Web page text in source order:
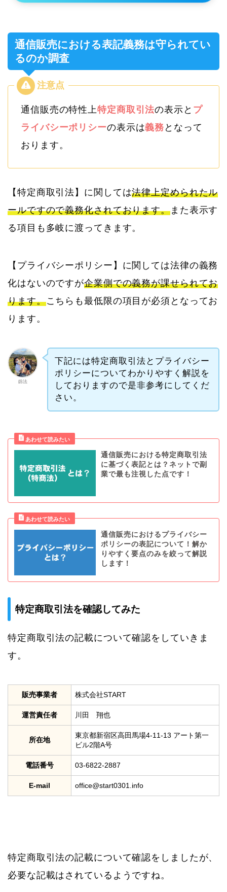
通信販売における表記義務は守られてい
るのか調査
通信販売の特性上特定商取引法の表示と プ
ライバシーポリシーの表示は義務 となって
おります。
【特定商取引法】に関しては法律上定められたル
ールですので義務化されております。また表示す
る項目も多岐に渡ってきます。
【プライバシーポリシー】に関しては法律の義務
化はないのですが企業側での義務が課せられてお
ります。こちらも最低限の項目が必須となってお
ります。
釼法
下記には特定商取引法とプライバシー
ポリシーについてわかりやすく解説を
しておりますので是非参考にしてくだ
さい。
通信販売における特定商取引法
に基づく表記とは？ネットで副
業で最も注視した点です！
通信販売におけるプライバシー
ポリシーの表記について！解か
りやすく要点のみを絞って解説
します！
特定商取引法を確認してみた
特定商取引法の記載について確認をしていきま
す。
販売事業者 株式会社START
運営責任者 川田 翔也
所在地
東京都新宿区高田馬場4-11-13 アート第一
ビル2階A号
電話番号 03-6822-2887
E-mail office@start0301.info
特定商取引法の記載について確認をしましたが、
必要な記載はされているようですね。